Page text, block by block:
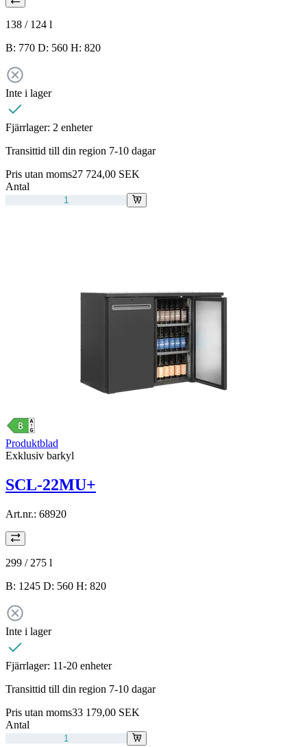
138 / 124 l
B: 770 D: 560 H: 820
Inte i lager
Fjärrlager: 2 enheter
Transittid till din region 7-10 dagar
Pris utan moms27 724,00 SEK
Antal
Produktblad
Exklusiv barkyl
SCL-22MU+
Art.nr.: 68920
299 / 275 l
B: 1245 D: 560 H: 820
Inte i lager
Fjärrlager: 11-20 enheter
Transittid till din region 7-10 dagar
Pris utan moms33 179,00 SEK
Antal